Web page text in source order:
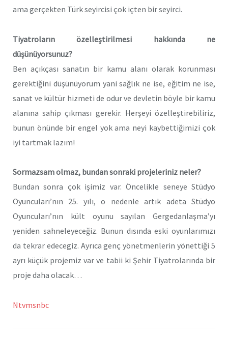
ama gerçekten Türk seyircisi çok içten bir seyirci.
Tiyatroların özelleştirilmesi hakkında ne
düşünüyorsunuz?
Ben açıkçası sanatın bir kamu alanı olarak korunması
gerektiğini düşünüyorum yani sağlık ne ise, eğitim ne ise,
sanat ve kültür hizmeti de odur ve devletin böyle bir kamu
alanına sahip çıkması gerekir. Herşeyi özelleştirebiliriz,
bunun önünde bir engel yok ama neyi kaybettiğimizi çok
iyi tartmak lazım!
Sormazsam olmaz, bundan sonraki projeleriniz neler?
Bundan sonra çok işimiz var. Öncelikle seneye Stüdyo
Oyuncuları’nın 25. yılı, o nedenle artık adeta Stüdyo
Oyuncuları’nın kült oyunu sayılan Gergedanlaşma’yı
yeniden sahneleyeceğiz. Bunun dısında eski oyunlarımızı
da tekrar edecegiz. Ayrıca genç yönetmenlerin yönettiği 5
ayrı küçük projemiz var ve tabii ki Şehir Tiyatrolarında bir
proje daha olacak…
Ntvmsnbc